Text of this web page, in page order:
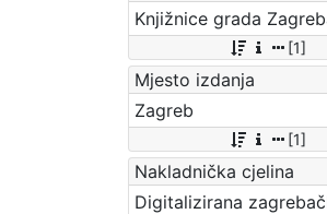
Knjižnice grada
[1]
Mjesto izdanja
Zagreb
[1]
Nakladnička cjelina